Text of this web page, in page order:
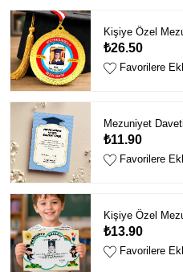
Kişiye Özel
₺26.50
Favorilere
Mezuniyet
₺11.90
Favorilere
Kişiye Özel
₺13.90
Favorilere